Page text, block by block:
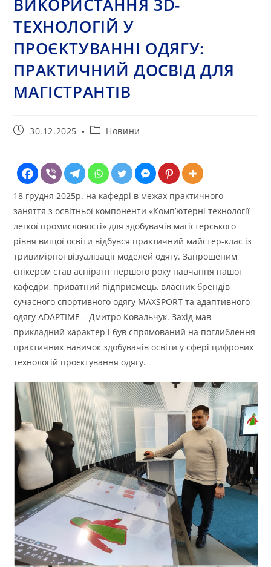
ВИКОРИСТАННЯ 3D-
ТЕХНОЛОГІЙ У
ПРОЄКТУВАННІ ОДЯГУ:
ПРАКТИЧНИЙ ДОСВІД ДЛЯ
МАГІСТРАНТІВ
Запис30.12.2025
Категорія
Новини
18 грудня 2025р. на кафедрі в межах практичного
заняття з освітньої компоненти «Комп’ютерні технології
легкої промисловості» для здобувачів магістерського
рівня вищої освіти відбувся практичний майстер-клас із
тривимірної візуалізації моделей одягу. Запрошеним
спікером став аспірант першого року навчання нашої
кафедри, приватний підприємець, власник брендів
сучасного спортивного одягу MAXSPORT та адаптивного
одягу ADAPTIME – Дмитро Ковальчук. Захід мав
прикладний характер і був спрямований на поглиблення
практичних навичок здобувачів освіти у сфері цифрових
технологій проєктування одягу.